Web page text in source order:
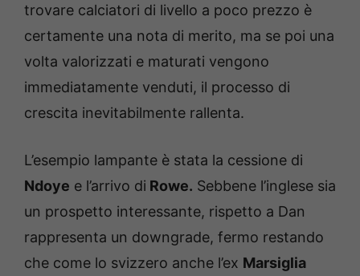
trovare calciatori di livello a poco prezzo è
certamente una nota di merito, ma se poi una
volta valorizzati e maturati vengono
immediatamente venduti, il processo di
crescita inevitabilmente rallenta.
L’esempio lampante è stata la cessione di
Ndoye e l’arrivo di Rowe. Sebbene l’inglese sia
un prospetto interessante, rispetto a Dan
rappresenta un downgrade, fermo restando
che come lo svizzero anche l’ex Marsiglia